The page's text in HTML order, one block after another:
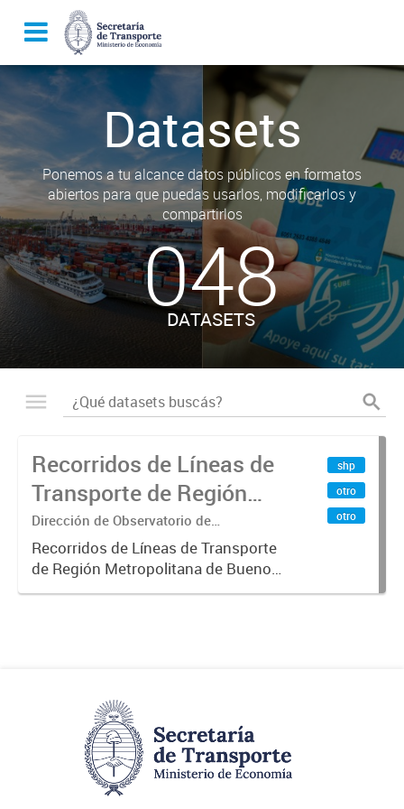
Datasets
Ponemos a tu alcance datos públicos en formatos
abiertos para que puedas usarlos, modificarlos y
compartirlos
048
DATASETS
Recorridos de Líneas de
Transporte de Región
Metropolitana de
Buenos Aires (RMBA)
Dirección de Observatorio de
Transporte, Estudio y Sistemas
Recorridos de Líneas de Transporte
de Región Metropolitana de Buenos
Aires (RMBA).-
shp
otro
otro